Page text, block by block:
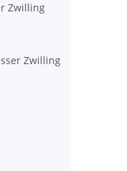
Zwilling
Zwilling